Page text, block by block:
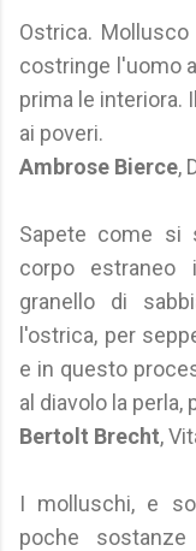
Ostrica.
costringe l'uomo
prima le interiora.
ai poveri.
Ambrose Bierce,
Sapete come si
corpo estraneo
granello di
l'ostrica, per
e in questo
al diavolo la
Bertolt Brecht,
I molluschi, e
poche